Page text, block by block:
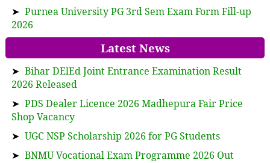
➤ Purnea University PG 3rd Sem Exam Form Fill-up
2026
Latest News
➤ Bihar DElEd Joint Entrance Examination Result
2026 Released
➤ PDS Dealer Licence 2026 Madhepura Fair Price
Shop Vacancy
➤ UGC NSP Scholarship 2026 for PG Students
➤ BNMU Vocational Exam Programme 2026 Out